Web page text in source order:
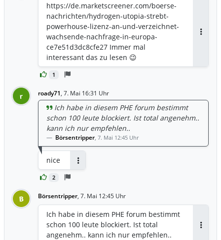
1
https://de.marketscreener.com/boerse-
nachrichten/hydrogen-utopia-strebt-
powerhouse-lizenz-an-und-verzeichnet-
wachsende-nachfrage-in-europa-
ce7e51d3dc8cfe27 Immer mal
interessant das zu lesen 😉
r roady71, 7. Mai 16:31 Uhr
2
Ich habe in diesem PHE forum bestimmt
schon 100 leute blockiert. Ist total angenehm..
kann ich nur empfehlen..
Börsentripper, 7. Mai 12:45 Uhr
nice
B Börsentripper, 7. Mai 12:45 Uhr
Ich habe in diesem PHE forum bestimmt
schon 100 leute blockiert. Ist total
angenehm.. kann ich nur empfehlen..